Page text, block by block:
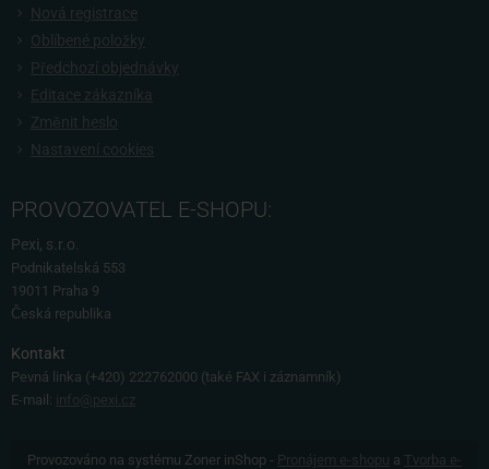
Nová registrace
Oblíbené položky
Předchozí objednávky
Editace zákazníka
Změnit heslo
Nastavení cookies
PROVOZOVATEL E-SHOPU:
Pexi, s.r.o.
Podnikatelská 553
19011 Praha 9
Česká republika
Kontakt
Pevná linka (+420) 222762000 (také FAX i záznamník)
E-mail: info@pexi.cz
Provozováno na systému Zoner inShop - Pronájem e-shopu a Tvorba e-